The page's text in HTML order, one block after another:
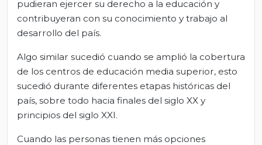
pudieran ejercer su derecho a la educación y
contribuyeran con su conocimiento y trabajo al
desarrollo del país.
Algo similar sucedió cuando se amplió la cobertura
de los centros de educación media superior, esto
sucedió durante diferentes etapas históricas del
país, sobre todo hacia finales del siglo XX y
principios del siglo XXI.
Cuando las personas tienen más opciones